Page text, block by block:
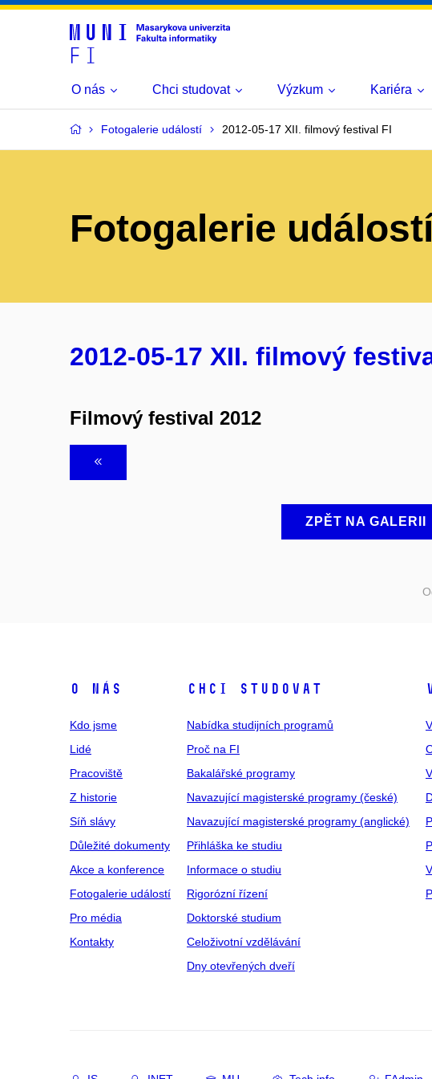
O nás Chci studovat Výzkum Kariéra
Fotogalerie událostí 2012-05-17 XII. filmový festival FI
Fotogalerie
2012-05-17 XII. filmový
Filmový festival 2012
ZPĚT NA GALERII
O NÁS
Kdo jsme
Lidé
Pracoviště
Z historie
Síň slávy
Důležité dokumenty
Akce a konference
Fotogalerie událostí
Pro média
Kontakty
CHCI STUDOVAT
Nabídka studijních programů
Proč na FI
Bakalářské programy
Navazující magisterské programy (české)
Navazující magisterské programy (anglické)
Přihláška ke studiu
Informace o studiu
Rigorózní řízení
Doktorské studium
Celoživotní vzdělávání
Dny otevřených dveří